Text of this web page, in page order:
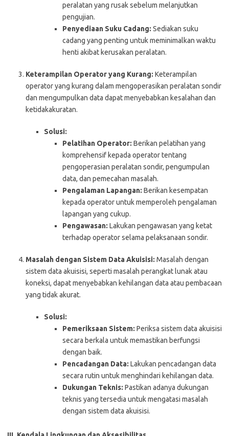
peralatan yang rusak sebelum melanjutkan
pengujian.
Penyediaan Suku Cadang: Sediakan suku
cadang yang penting untuk meminimalkan waktu
henti akibat kerusakan peralatan.
Keterampilan Operator yang Kurang: Keterampilan
operator yang kurang dalam mengoperasikan peralatan sondir
dan mengumpulkan data dapat menyebabkan kesalahan dan
ketidakakuratan.
Solusi:
Pelatihan Operator: Berikan pelatihan yang
komprehensif kepada operator tentang
pengoperasian peralatan sondir, pengumpulan
data, dan pemecahan masalah.
Pengalaman Lapangan: Berikan kesempatan
kepada operator untuk memperoleh pengalaman
lapangan yang cukup.
Pengawasan: Lakukan pengawasan yang ketat
terhadap operator selama pelaksanaan sondir.
Masalah dengan Sistem Data Akuisisi: Masalah dengan
sistem data akuisisi, seperti masalah perangkat lunak atau
koneksi, dapat menyebabkan kehilangan data atau pembacaan
yang tidak akurat.
Solusi:
Pemeriksaan Sistem: Periksa sistem data akuisisi
secara berkala untuk memastikan berfungsi
dengan baik.
Pencadangan Data: Lakukan pencadangan data
secara rutin untuk menghindari kehilangan data.
Dukungan Teknis: Pastikan adanya dukungan
teknis yang tersedia untuk mengatasi masalah
dengan sistem data akuisisi.